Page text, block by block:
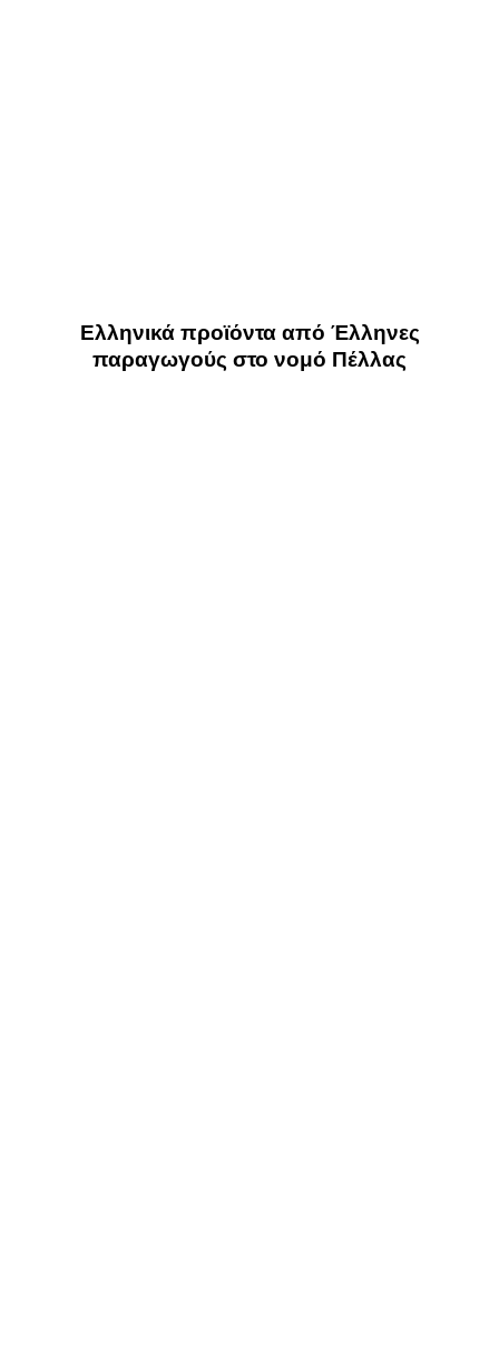
Ελληνικά προϊόντα από Έλληνες
παραγωγούς στο νομό Πέλλας